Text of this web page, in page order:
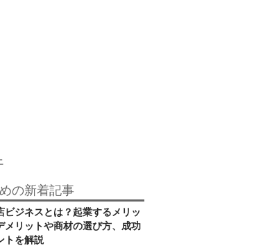
の新着記事
ビジネスとは？起業するメリッ
メリットや商材の選び方、成功
トを解説